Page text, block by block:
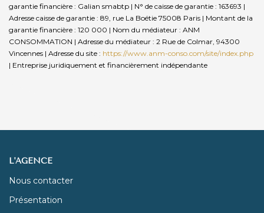
garantie financière : Galian smabtp | N° de caisse de garantie : 163693 |
Adresse caisse de garantie : 89, rue La Boétie 75008 Paris | Montant de la
garantie financière : 120 000 | Nom du médiateur : ANM
CONSOMMATION | Adresse du médiateur : 2 Rue de Colmar, 94300
Vincennes | Adresse du site : https://www.anm-conso.com/site/index.php
| Entreprise juridiquement et financièrement indépendante
L'AGENCE
Nous contacter
Présentation